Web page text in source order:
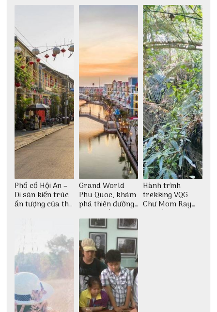
thiền định
Phố cổ Hội An –
Di sản kiến trúc
ấn tượng của thế
giới
Grand World
Phu Quoc, khám
phá thiên đường
giải trí đầy sôi
động
Hành trình
trekking VQG
Chư Mom Ray
tìm về núi rừng